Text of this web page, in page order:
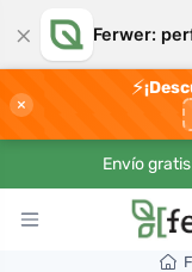
× Ferwer:
×
⚡
Envío